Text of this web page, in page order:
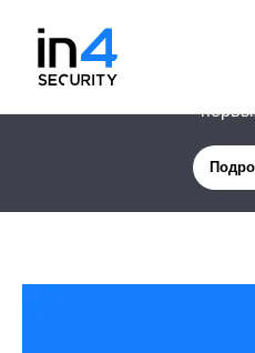
Новая услуга: